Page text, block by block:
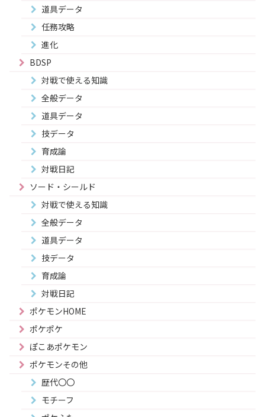
道具データ
任務攻略
進化
BDSP
対戦で使える知識
全般データ
道具データ
技データ
育成論
対戦日記
ソード・シールド
対戦で使える知識
全般データ
道具データ
技データ
育成論
対戦日記
ポケモンHOME
ポケポケ
ぽこあポケモン
ポケモンその他
歴代〇〇
モチーフ